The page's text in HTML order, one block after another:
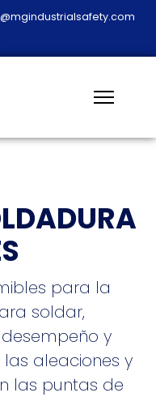
para la
soldar,
y
aleaciones y
las puntas de